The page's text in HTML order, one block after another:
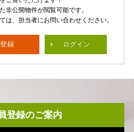
非公開物件が閲覧可能です。
は、担当者にお問い合わせください。
録 ログイン
登録のご案内